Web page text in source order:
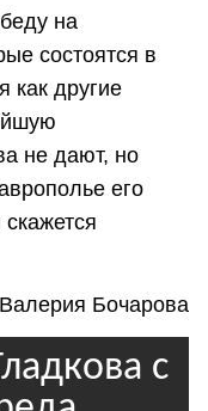
на
состоятся в
как другие
не дают, но
его
Валерия Бочарова